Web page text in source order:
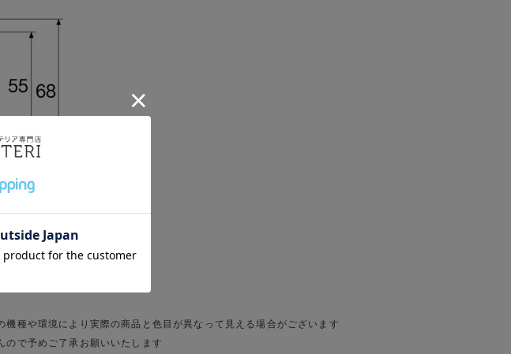
種や環境により実際の商品と色目が異なって見える場合がございます
ので予めご了承お願いいたします